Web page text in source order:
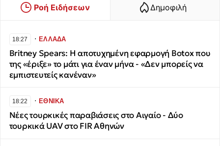
Ροή Ειδήσεων Δημοφιλή
18:27 ∙ΕΛΛΑΔΑ
Britney Spears: Η αποτυχημένη εφαρμογή Botox που
της «έριξε» το μάτι για έναν μήνα - «Δεν μπορείς να
εμπιστευτείς κανέναν»
18:22 ∙ΕΘΝΙΚΑ
Νέες τουρκικές παραβιάσεις στο Αιγαίο - Δύο
τουρκικά UAV στο FIR Αθηνών